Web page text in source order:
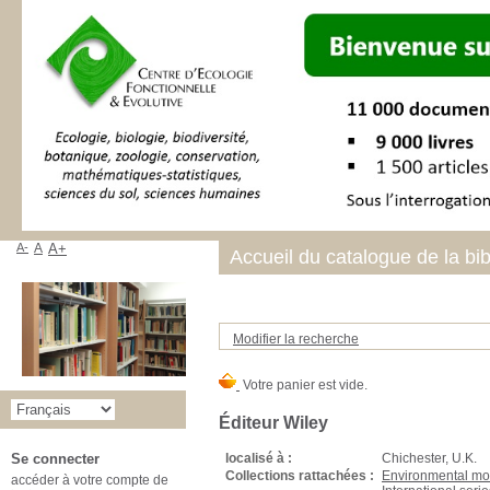
Modifier la recherche
Éditeur Wiley
localisé à :
Chichester, U.K.
Collections rattachées :
Environmental
Accueil du catalogue de la
A- A A+
Se connecter
accéder à votre compte de